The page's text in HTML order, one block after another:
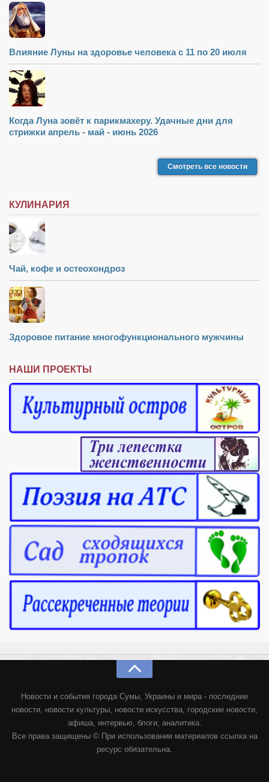
Влияние Луны на здоровье человека с 11 по 20 июля
Когда Луна зовёт к парикмахеру. Удачные дни для
стрижки апрель - май - июнь 2026
Смотреть все новости
КУЛИНАРИЯ
Чай, кофе и остеохондроз
Здоровое питание многофункционального мужчины
НАШИ ПРОЕКТЫ
Новости и события города Сумы, Украины и мира - последние
новости, новости культуры, новости искусства, городские новости,
афиша, интервью, блоги, аналитика.
Все права защищены © При использовании материалов ссылка на
ресурс обязательна.